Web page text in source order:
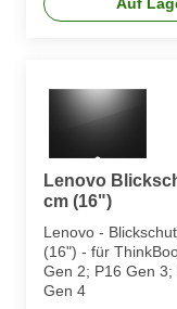
Lenovo
cm (16")
Lenovo -
(16") - für
Gen 2; P16 Gen
Gen 4